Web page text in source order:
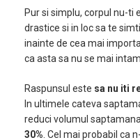
Pur si simplu, corpul nu-ti
drastice si in loc sa te
inainte de cea mai
ca asta sa nu se mai
Raspunsul este sa nu iti
In ultimele cateva
reduci volumul
30% . Cel mai probabil ca